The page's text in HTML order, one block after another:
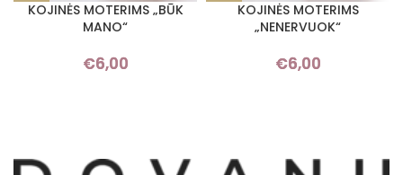
KOJINĖS MOTERIMS „BŪK
MANO“
€6,00
KOJINĖS MOTERIMS
„NENERVUOK“
€6,00